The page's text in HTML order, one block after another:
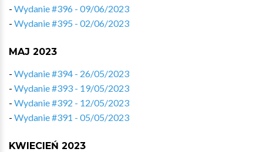
- Wydanie #396 - 09/06/2023
- Wydanie #395 - 02/06/2023
MAJ 2023
- Wydanie #394 - 26/05/2023
- Wydanie #393 - 19/05/2023
- Wydanie #392 - 12/05/2023
- Wydanie #391 - 05/05/2023
KWIECIEŃ 2023